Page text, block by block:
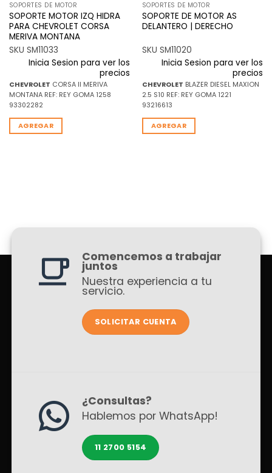
SOPORTES DE MOTOR
SOPORTE MOTOR IZQ HIDRA
PARA CHEVROLET CORSA
MERIVA MONTANA
SKU SM11033
Inicia Sesion para ver los
precios
CHEVROLET CORSA II MERIVA
MONTANA REF: REY GOMA 1258
93302282
AGREGAR
SOPORTES DE MOTOR
SOPORTE DE MOTOR AS
DELANTERO | DERECHO
SKU SM11020
Inicia Sesion para ver los
precios
CHEVROLET BLAZER DIESEL MAXION
2.5 S10 REF: REY GOMA 1221
93216613
AGREGAR
Comencemos a trabajar
juntos
Nuestra experiencia a tu
servicio.
SOLICITAR CUENTA
¿Consultas?
Hablemos por WhatsApp!
11 2700 5154